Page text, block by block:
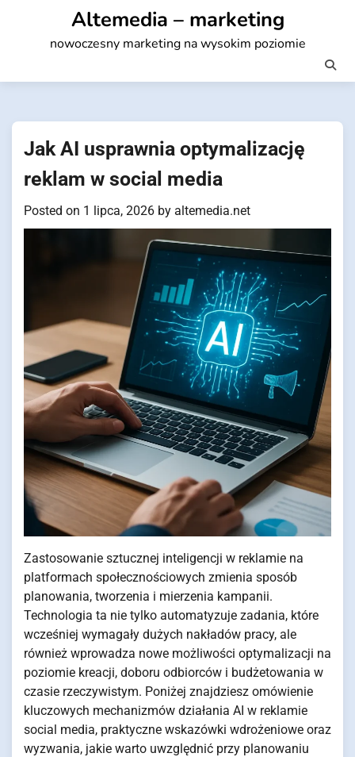
Altemedia – marketing
nowoczesny marketing na wysokim poziomie
Jak AI usprawnia optymalizację
reklam w social media
Posted on 1 lipca, 2026 by altemedia.net
Zastosowanie sztucznej inteligencji w reklamie na
platformach społecznościowych zmienia sposób
planowania, tworzenia i mierzenia kampanii.
Technologia ta nie tylko automatyzuje zadania, które
wcześniej wymagały dużych nakładów pracy, ale
również wprowadza nowe możliwości optymalizacji na
poziomie kreacji, doboru odbiorców i budżetowania w
czasie rzeczywistym. Poniżej znajdziesz omówienie
kluczowych mechanizmów działania AI w reklamie
social media, praktyczne wskazówki wdrożeniowe oraz
wyzwania, jakie warto uwzględnić przy planowaniu